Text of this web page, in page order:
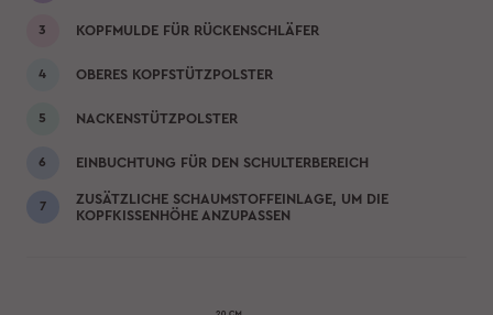
KOPFMULDE FÜR RÜCKENSCHLÄFER
OBERES KOPFSTÜTZPOLSTER
NACKENSTÜTZPOLSTER
EINBUCHTUNG FÜR DEN SCHULTERBEREICH
ZUSÄTZLICHE SCHAUMSTOFFEINLAGE, UM DIE
KOPFKISSENHÖHE ANZUPASSEN